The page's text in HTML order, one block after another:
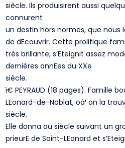
siècle. Ils produisirent aussi
connurent
un destin hors normes, que nous
de dEcouvrir. Cette prolifique
très brillante, s’Eteignit assez
dernières annEes du XXe
siècle.
ï€­ PEYRAUD (18 pages). Famille
LEonard-de-Noblat, oà¹ on la
siècle.
Elle donna au siècle suivant un
prieurE de Saint-LEonard et